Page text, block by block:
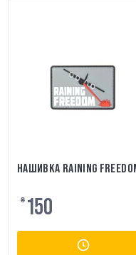
НАШИВКА RAINING
₴ 150